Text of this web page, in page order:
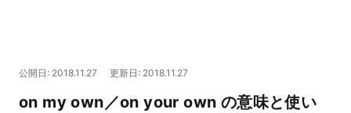
マネー
公開日: 2018.11.27 更新日: 2018.11.27
on my own／on your own の意味と使い